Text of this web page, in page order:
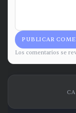
PUBLICAR
Los comentarios se